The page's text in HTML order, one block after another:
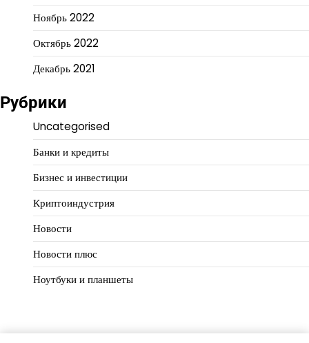
Ноябрь 2022
Октябрь 2022
Декабрь 2021
Рубрики
Uncategorised
Банки и кредиты
Бизнес и инвестиции
Криптоиндустрия
Новости
Новости плюс
Ноутбуки и планшеты